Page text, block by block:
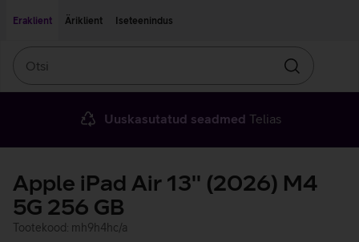
Eraklient
Äriklient Iseteenindus
Otsin
Uuskasutatud seadmed Telias
Apple iPad Air 13'' (2026) M4
5G 256 GB
Tootekood: mh9h4hc/a